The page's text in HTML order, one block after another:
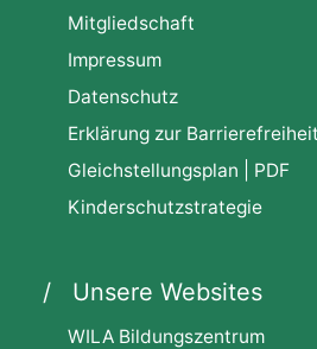
Mitgliedschaft
Impressum
Datenschutz
Erklärung zur Barrierefreiheit
Gleichstellungsplan | PDF
Kinderschutzstrategie
Unsere Websites
WILA Bildungszentrum